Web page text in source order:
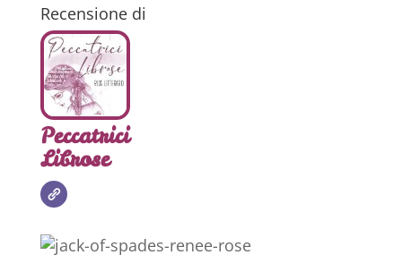
Recensione di
Peccatrici
Librose